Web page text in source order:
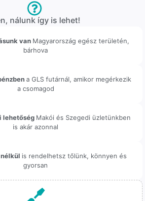
nálunk így is lehet!
van Magyarország egész területén,
bárhova
a GLS futárnál, amikor megérkezik
a csomagod
lehetőség Makói és Szegedi üzletünkben
is akár azonnal
is rendelhetsz tőlünk, könnyen és
gyorsan